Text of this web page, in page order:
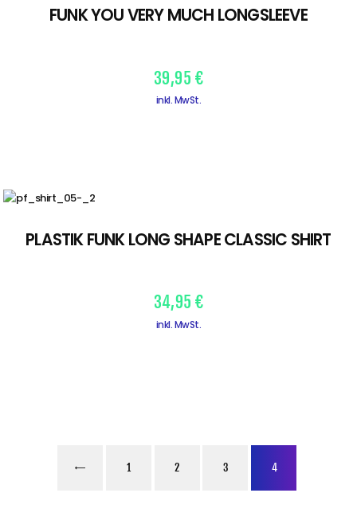
FUNK YOU VERY MUCH LONGSLEEVE
39,95 €
inkl. MwSt.
PLASTIK FUNK LONG SHAPE CLASSIC SHIRT
34,95 €
inkl. MwSt.
1 2 3 4